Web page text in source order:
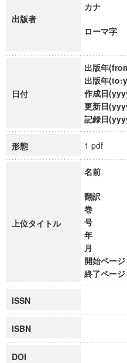
出版者
カナ
ローマ字
日付
出版年
出版年
作成日
更新日
記録日
形態 1 pdf
上位タイトル
名前
翻訳
巻
号
年
月
開始ページ
終了ページ
ISSN
ISBN
DOI